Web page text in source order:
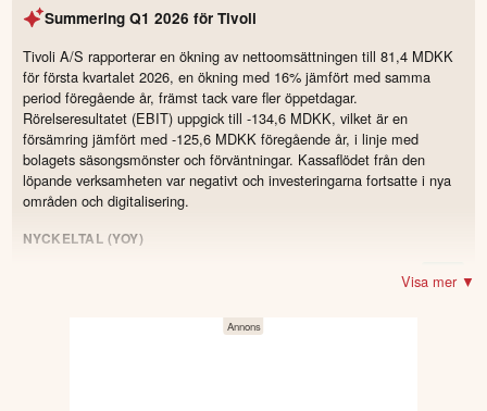
Antal ägare Avanza
Antal ägare Nordnet
2,902 st
Källa:Börsdata
Summering Q1 2026 för Tivoli
Tivoli A/S rapporterar en ökning av nettoomsättningen till 81,4 MDKK
för första kvartalet 2026, en ökning med 16% jämfört med samma
period föregående år, främst tack vare fler öppetdagar.
Rörelseresultatet (EBIT) uppgick till -134,6 MDKK, vilket är en
försämring jämfört med -125,6 MDKK föregående år, i linje med
bolagets säsongsmönster och förväntningar. Kassaflödet från den
löpande verksamheten var negativt och investeringarna fortsatte i nya
områden och digitalisering.
NYCKELTAL (YOY)
(69,9)Visa mer ▼